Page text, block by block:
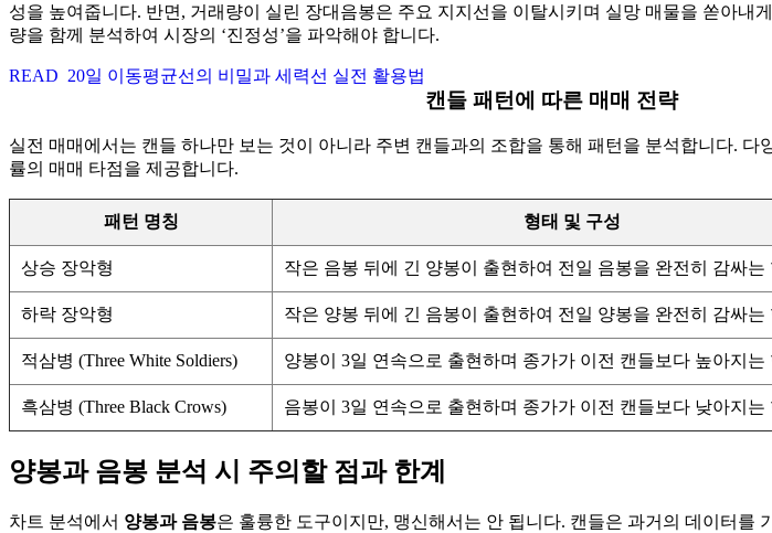
성을 높여줍니다. 반면, 거래량이 실린 장대음봉은 주요 지지선을 이탈시키며 실망 매물을 쏟아
량을 함께 분석하여 시장의 ‘진정성’을 파악해야 합니다.
READ 20일 이동평균선의 비밀과 세력선 실전 활용법
캔들 패턴에 따른 매매 전략
실전 매매에서는 캔들 하나만 보는 것이 아니라 주변 캔들과의 조합을 통해 패턴을 분석합니다. 다
률의 매매 타점을 제공합니다.
패턴 명칭 형태 및 구성
상승 장악형 작은 음봉 뒤에 긴 양봉이 출현하여 전일 음봉을 완전히 감싸는
하락 장악형 작은 양봉 뒤에 긴 음봉이 출현하여 전일 양봉을 완전히 감싸는
적삼병 (Three White Soldiers) 양봉이 3일 연속으로 출현하며 종가가 이전 캔들보다 높아지는
흑삼병 (Three Black Crows) 음봉이 3일 연속으로 출현하며 종가가 이전 캔들보다 낮아지는
양봉과 음봉 분석 시 주의할 점과 한계
차트 분석에서 양봉과 음봉은 훌륭한 도구이지만, 맹신해서는 안 됩니다. 캔들은 과거의 데이터를